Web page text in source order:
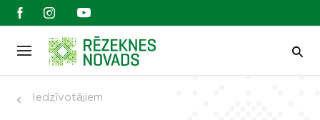
Iedzīvotājiem